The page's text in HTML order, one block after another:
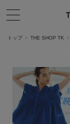
トップ THE SHOP TK